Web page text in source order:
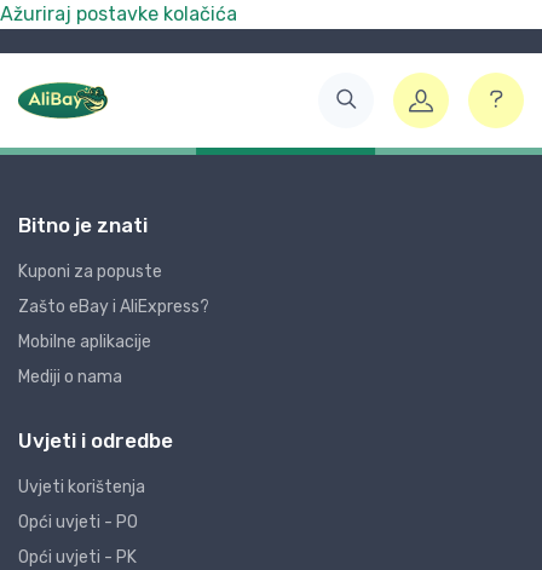
Ažuriraj postavke kolačića
Bitno je znati
Kuponi za popuste
Zašto eBay i AliExpress?
Mobilne aplikacije
Mediji o nama
Uvjeti i odredbe
Uvjeti korištenja
Opći uvjeti - PO
Opći uvjeti - PK